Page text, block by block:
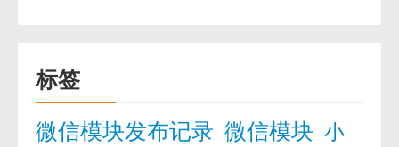
标签
微信模块发布记录 微信模块 小